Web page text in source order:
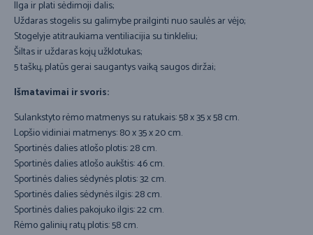
Ilga ir plati sėdimoji dalis;
Uždaras stogelis su galimybe prailginti nuo saulės ar vėjo;
Stogelyje atitraukiama ventiliacijia su tinkleliu;
Šiltas ir uždaras kojų užklotukas;
5 taškų, platūs gerai saugantys vaiką saugos diržai;
Išmatavimai ir svoris:
Sulankstyto rėmo matmenys su ratukais: 58 x 35 x 58 cm.
Lopšio vidiniai matmenys: 80 x 35 x 20 cm.
Sportinės dalies atlošo plotis: 28 cm.
Sportinės dalies atlošo aukštis: 46 cm.
Sportinės dalies sėdynės plotis: 32 cm.
Sportinės dalies sėdynės ilgis: 28 cm.
Sportinės dalies pakojuko ilgis: 22 cm.
Rėmo galinių ratų plotis: 58 cm.